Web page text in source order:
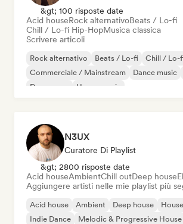
&gt; 100 risposte date
Acid houseRock alternativoBeats / Lo-fi
Chill / Lo-fi Hip-HopMusica classica
Scrivere articoli
Rock alternativo Beats / Lo-fi
Chill / Lo-
Commerciale / Mainstream
Dance music
Dream pop
House music
N3UX
Curatore Di Playlist
&gt; 2800 risposte date
Acid houseAmbientChill outDeep house
Aggiungere artisti nelle mie playlist più
Acid house Ambient Deep house
Indie Dance
Melodic & Progressive House